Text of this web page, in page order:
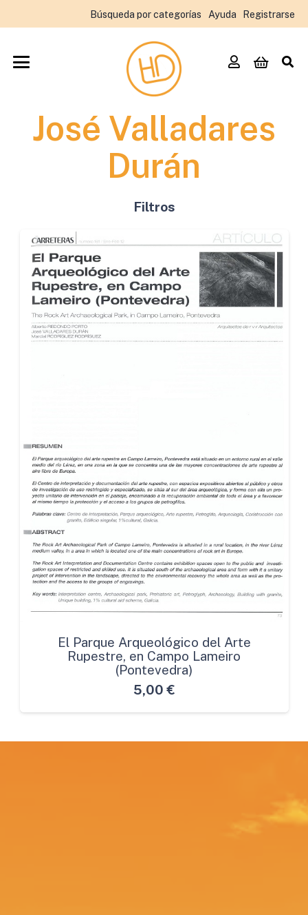
Búsqueda por categorías Ayuda Registrarse
José Valladares
Durán
Filtros
El Parque Arqueológico del Arte
Rupestre, en Campo Lameiro
(Pontevedra)
5,00 €